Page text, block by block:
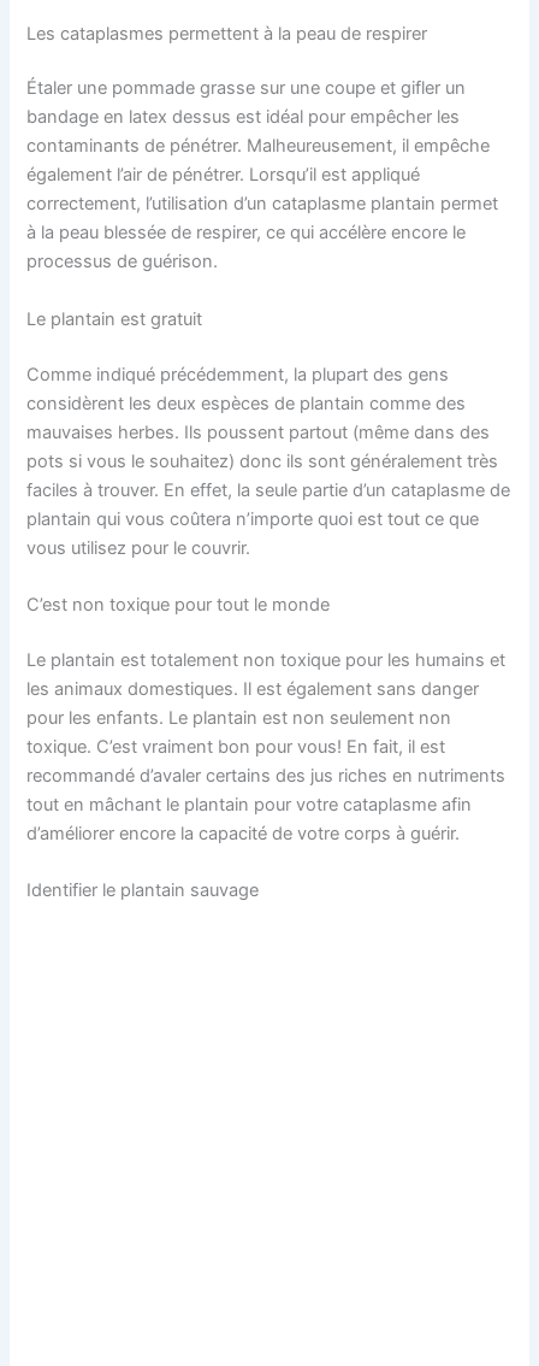
Les cataplasmes permettent à la peau de respirer
Étaler une pommade grasse sur une coupe et gifler un
bandage en latex dessus est idéal pour empêcher les
contaminants de pénétrer. Malheureusement, il empêche
également l’air de pénétrer. Lorsqu’il est appliqué
correctement, l’utilisation d’un cataplasme plantain permet
à la peau blessée de respirer, ce qui accélère encore le
processus de guérison.
Le plantain est gratuit
Comme indiqué précédemment, la plupart des gens
considèrent les deux espèces de plantain comme des
mauvaises herbes. Ils poussent partout (même dans des
pots si vous le souhaitez) donc ils sont généralement très
faciles à trouver. En effet, la seule partie d’un cataplasme de
plantain qui vous coûtera n’importe quoi est tout ce que
vous utilisez pour le couvrir.
C’est non toxique pour tout le monde
Le plantain est totalement non toxique pour les humains et
les animaux domestiques. Il est également sans danger
pour les enfants. Le plantain est non seulement non
toxique. C’est vraiment bon pour vous! En fait, il est
recommandé d’avaler certains des jus riches en nutriments
tout en mâchant le plantain pour votre cataplasme afin
d’améliorer encore la capacité de votre corps à guérir.
Identifier le plantain sauvage